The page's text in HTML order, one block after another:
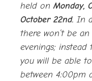
held onMonday,
October 22nd. In
there won’t be
evenings;
you will be able
between 4:00pm